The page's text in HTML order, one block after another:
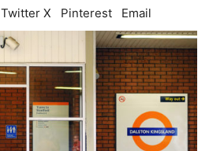
Twitter X Pinterest Email